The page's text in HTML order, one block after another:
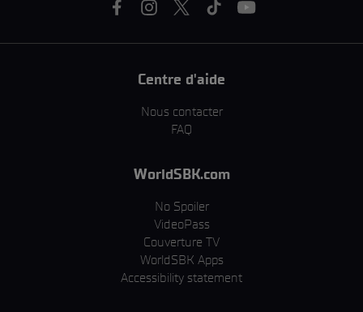
Centre d'aide
Nous contacter
FAQ
WorldSBK.com
No Spoiler
VideoPass
Couverture TV
WorldSBK Apps
Accessibility statement